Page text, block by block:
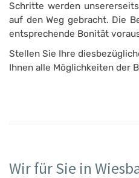
Schritte werden
auf den Weg gebracht. Die
entsprechende Bonität
Stellen Sie Ihre
Ihnen alle Möglichkeiten der
Wir für Sie in